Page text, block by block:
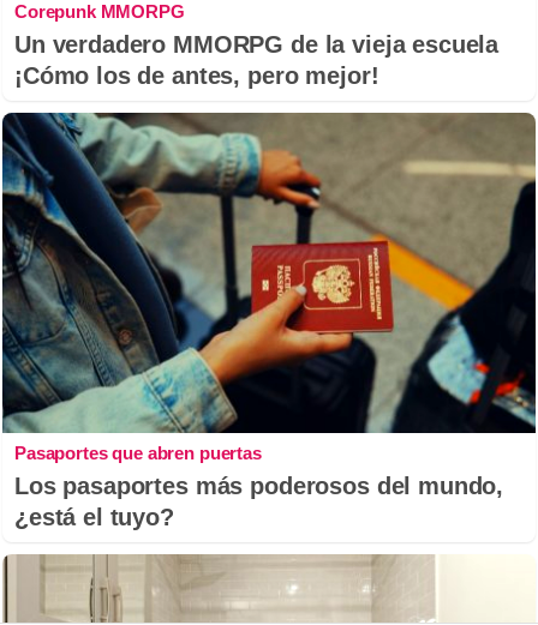
Corepunk MMORPG
Un verdadero MMORPG de la vieja escuela
¡Cómo los de antes, pero mejor!
Pasaportes que abren puertas
Los pasaportes más poderosos del mundo,
¿está el tuyo?